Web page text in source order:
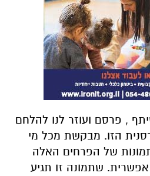
, פרסם ועוזר לנו להלחם
הזו. מבקשת מכל מי
של הפרחים האלה
שתמונה זו תגיע